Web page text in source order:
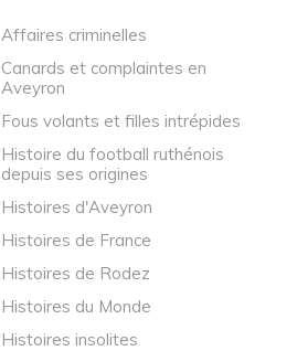
Affaires criminelles
Canards et complaintes en
Aveyron
Fous volants et filles intrépides
Histoire du football ruthénois
depuis ses origines
Histoires d'Aveyron
Histoires de France
Histoires de Rodez
Histoires du Monde
Histoires insolites